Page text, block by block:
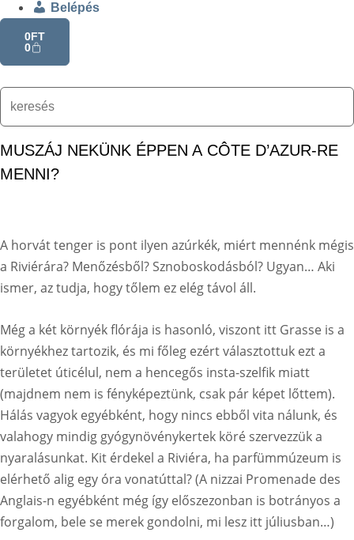
Belépés
0FT
0
MUSZÁJ NEKÜNK ÉPPEN A CÔTE D’AZUR-RE
MENNI?
A horvát tenger is pont ilyen azúrkék, miért mennénk mégis
a Riviérára? Menőzésből? Sznoboskodásból? Ugyan… Aki
ismer, az tudja, hogy tőlem ez elég távol áll.
Még a két környék flórája is hasonló, viszont itt Grasse is a
környékhez tartozik, és mi főleg ezért választottuk ezt a
területet úticélul, nem a hencegős insta-szelfik miatt
(majdnem nem is fényképeztünk, csak pár képet lőttem).
Hálás vagyok egyébként, hogy nincs ebből vita nálunk, és
valahogy mindig gyógynövénykertek köré szervezzük a
nyaralásunkat. Kit érdekel a Riviéra, ha parfümmúzeum is
elérhető alig egy óra vonatúttal? (A nizzai Promenade des
Anglais-n egyébként még így előszezonban is botrányos a
forgalom, bele se merek gondolni, mi lesz itt júliusban…)